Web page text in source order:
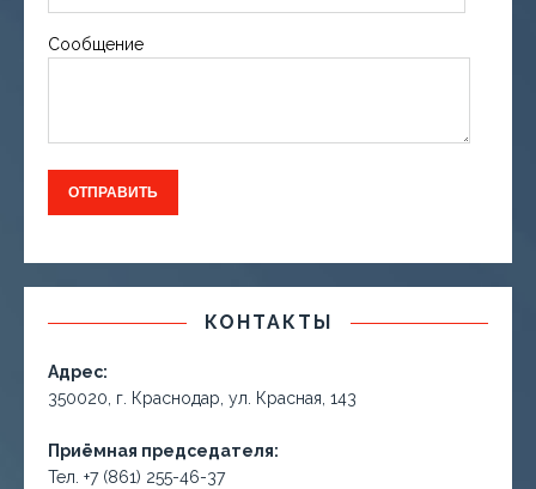
Сообщение
КОНТАКТЫ
Адрес:
350020, г. Краснодар, ул. Красная, 143
Приёмная председателя:
Тел. +7 (861) 255-46-37